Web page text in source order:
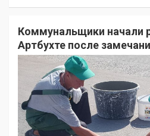
Коммунальщики начали
Артбухте после